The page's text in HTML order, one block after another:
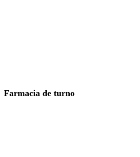
Farmacia de turno